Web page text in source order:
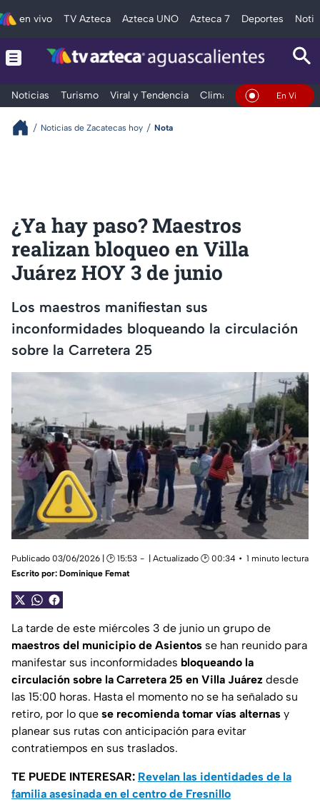
en vivo TV Azteca Azteca UNO Azteca 7 Deportes
Noticias Turismo Viral y Tendencia Clima DeportesEn Vivo
Noticias de Zacatecas hoy Nota
¿Ya hay paso? Maestros
realizan bloqueo en Villa
Juárez HOY 3 de junio
Los maestros manifiestan sus
inconformidades bloqueando la circulación
sobre la Carretera 25
Publicado 03/06/2026 | 🕑 15:53 | Actualizado 🕑 00:34
1 minuto lectura
Escrito por: Dominique Femat
La tarde de este miércoles 3 de junio un grupo de
maestros del municipio de Asientos se han reunido para
manifestar sus inconformidades bloqueando la
circulación sobre la Carretera 25 en Villa Juárez desde
las 15:00 horas. Hasta el momento no se ha señalado su
retiro, por lo que se recomienda tomar vías alternas y
planear sus rutas con anticipación para evitar
contratiempos en sus traslados.
TE PUEDE INTERESAR: Revelan las identidades de la
familia asesinada en el centro de Fresnillo